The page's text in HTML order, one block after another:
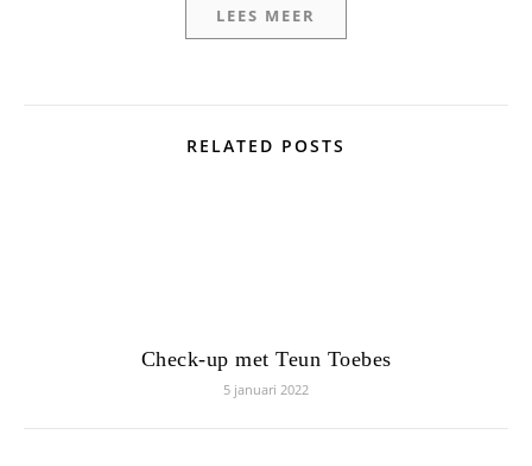
LEES MEER
RELATED POSTS
Check-up met Teun Toebes
5 januari 2022